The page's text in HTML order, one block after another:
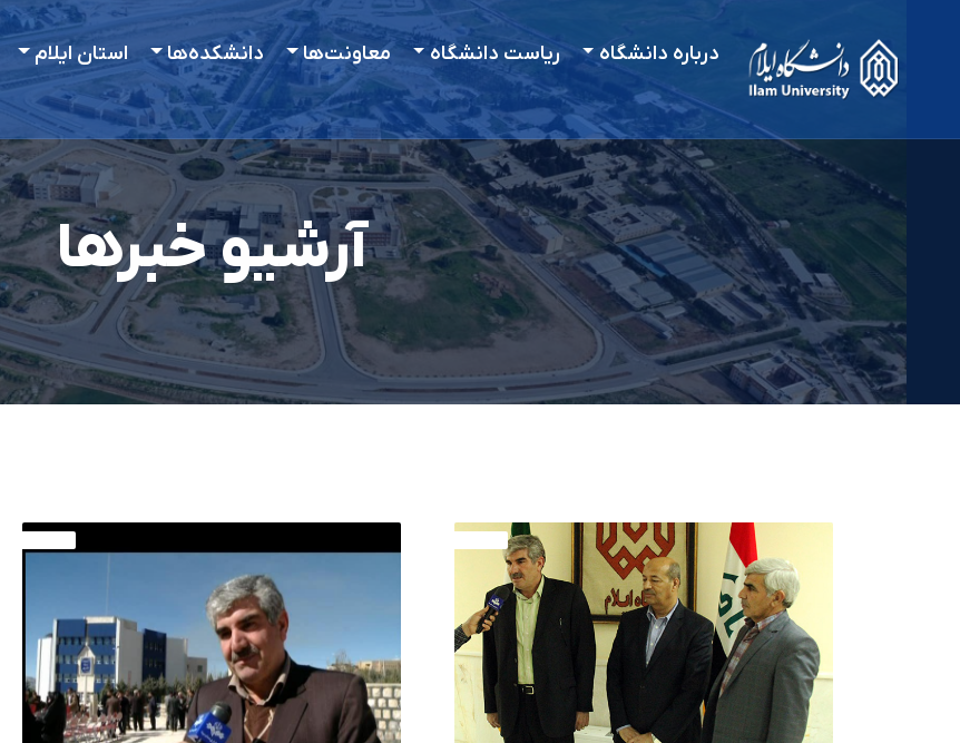
درباره دانشگاه ریاست دانشگاه معاونت‌ها دانشکده‌ها استان ایلام
آرشیو خبرها